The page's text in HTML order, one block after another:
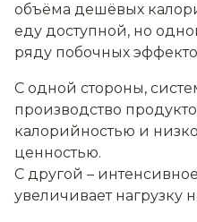
объёма дешёвых
еду доступной, но
ряду побочных
С одной стороны,
производство
калорийностью и
ценностью.
С другой –
увеличивает нагрузку